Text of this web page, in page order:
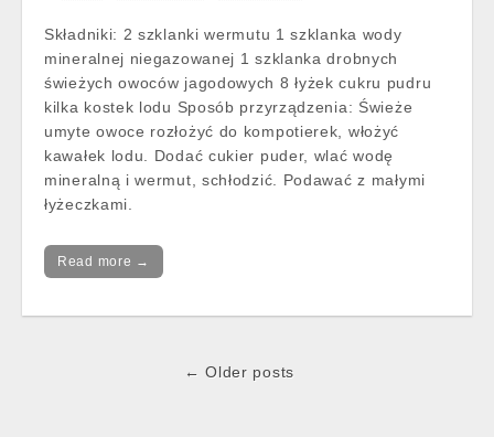
Składniki: 2 szklanki wermutu 1 szklanka wody
mineralnej niegazowanej 1 szklanka drobnych
świeżych owoców jagodowych 8 łyżek cukru pudru
kilka kostek lodu Sposób przyrządzenia: Świeże
umyte owoce rozłożyć do kompotierek, włożyć
kawałek lodu. Dodać cukier puder, wlać wodę
mineralną i wermut, schłodzić. Podawać z małymi
łyżeczkami.
Read more →
← Older posts